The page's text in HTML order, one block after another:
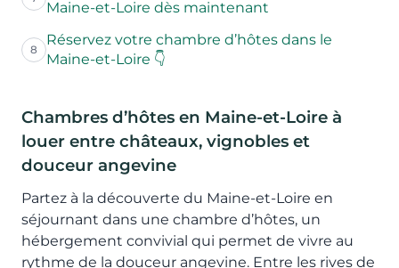
Maine-et-Loire dès maintenant
8
Réservez votre chambre d’hôtes dans le
Maine-et-Loire 👇
Chambres d’hôtes en Maine-et-Loire à
louer entre châteaux, vignobles et
douceur angevine
Partez à la découverte du Maine-et-Loire en
séjournant dans une chambre d’hôtes, un
hébergement convivial qui permet de vivre au
rythme de la douceur angevine. Entre les rives de